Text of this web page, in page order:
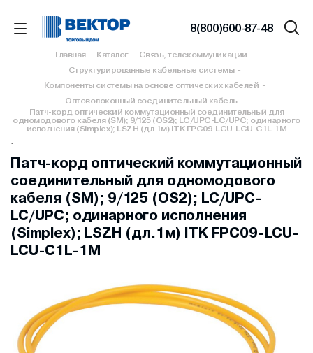
8(800)600-87-48
Главная - Каталог - Связь, телекоммуникации -
Структурированные кабельные системы -
Компоненты системы на основе оптических кабелей -
Оптоволоконный соединительный кабель -
Патч-корд оптический коммутационный соединительный для
одномодового кабеля (SM); 9/125 (OS2); LC/UPC-LC/UPC; одинарного
исполнения (Simplex); LSZH (дл.1м) ITK FPC09-LCU-LCU-C1L-1M
`
Патч-корд оптический коммутационный
соединительный для одномодового
кабеля (SM); 9/125 (OS2); LC/UPC-
LC/UPC; одинарного исполнения
(Simplex); LSZH (дл.1м) ITK FPC09-LCU-
LCU-C1L-1M